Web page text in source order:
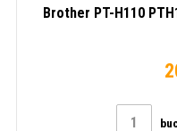
Brother PT-H110